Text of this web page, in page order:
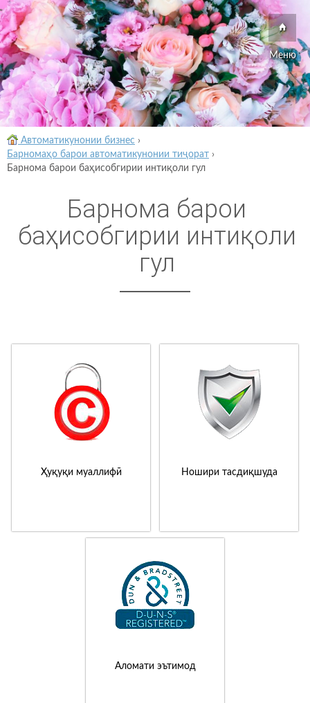
Меню
Автоматикунонии бизнес ›
Барномаҳо барои автоматикунонии тиҷорат ›
Барнома барои баҳисобгирии интиқоли гул
Барнома барои
баҳисобгирии интиқоли
гул
Ҳуқуқи муаллифӣ Ношири тасдиқшуда
Аломати эътимод